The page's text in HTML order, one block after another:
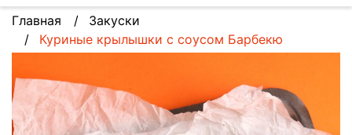
Главная
Закуски
Куриные крылышки с соусом Барбекю